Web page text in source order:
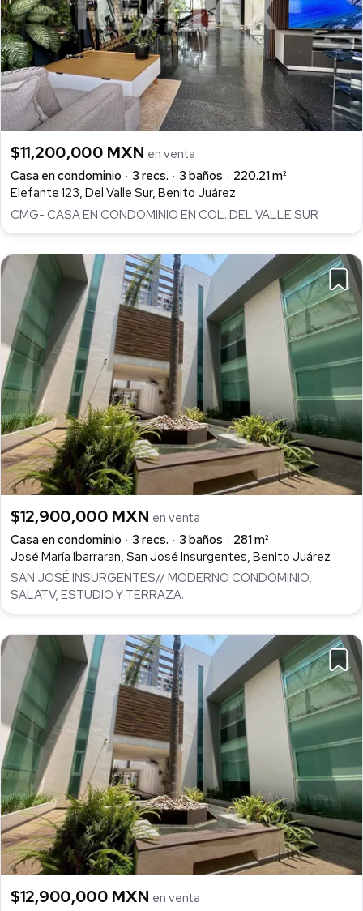
$11,200,000 MXN en venta
Casa en condominio
3 recs. 3 baños
220.21 m²
Elefante 123, Del Valle Sur, Benito Juárez
CMG- CASA EN CONDOMINIO EN COL. DEL VALLE SUR
$12,900,000 MXN en venta
Casa en condominio
3 recs. 3 baños
281 m²
José María Ibarraran, San José Insurgentes, Benito Juárez
SAN JOSÉ INSURGENTES// MODERNO CONDOMINIO,
SALATV, ESTUDIO Y TERRAZA.
$12,900,000 MXN en venta